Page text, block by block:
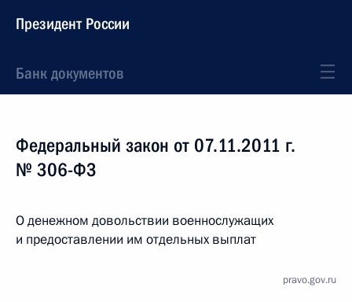
Президент России
Банк документов
Федеральный закон от 07.11.2011 г.
№ 306-ФЗ
О денежном довольствии военнослужащих
и предоставлении им отдельных выплат
pravo.gov.ru